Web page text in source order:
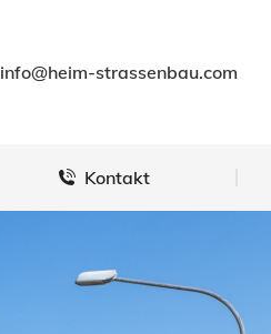
info@heim-strassenbau.com
Kontakt